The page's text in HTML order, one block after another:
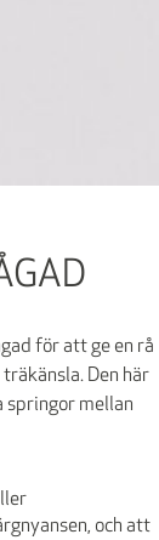
för att ge en rå
Den här
springor mellan
och att